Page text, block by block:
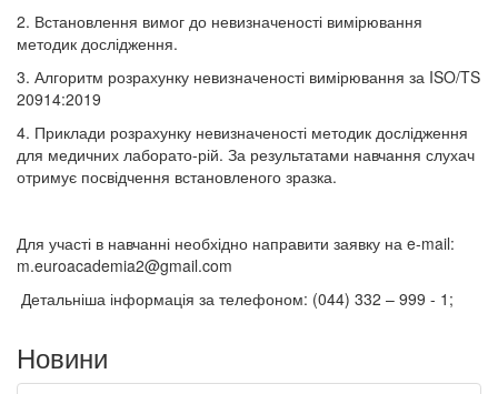
2. Встановлення вимог до невизначеності вимірювання
методик дослідження.
3. Алгоритм розрахунку невизначеності вимірювання за ISO/TS
20914:2019
4. Приклади розрахунку невизначеності методик дослідження
для медичних лаборато-рій. За результатами навчання слухач
отримує посвідчення встановленого зразка.
Для участі в навчанні необхідно направити заявку на e-mail:
m.euroacademia2@gmail.com
Детальніша інформація за телефоном: (044) 332 – 999 - 1;
Новини